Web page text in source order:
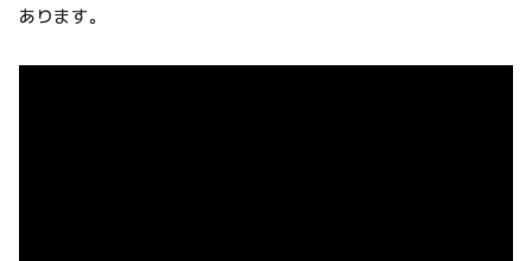
あります。